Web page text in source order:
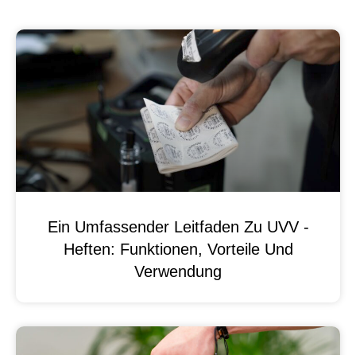
Ein Umfassender Leitfaden Zu UVV -
Heften: Funktionen, Vorteile Und
Verwendung